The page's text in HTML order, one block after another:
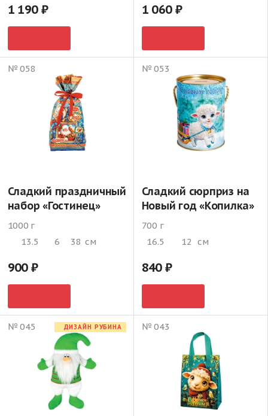
1 190 1 060
№ 058
Сладкий праздничный
набор «Гостинец»
1000 г
13.5
6 38 см
900
№ 053
Сладкий сюрприз на
Новый год «Копилка»
700 г
16.5
12 см
840
№ 045 ДИЗАЙН РУБИНА № 043